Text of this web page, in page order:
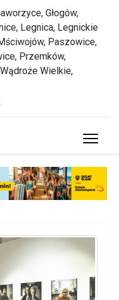
Głogów,
Legnica, Legnickie
Paszowice,
Przemków,
Wielkie,